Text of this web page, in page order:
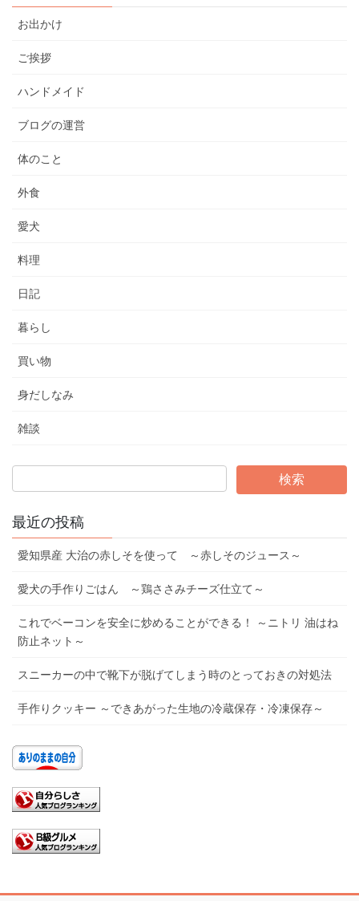
お出かけ
ご挨拶
ハンドメイド
ブログの運営
体のこと
外食
愛犬
料理
日記
暮らし
買い物
身だしなみ
雑談
最近の投稿
愛知県産 大治の赤しそを使って ～赤しそのジュース～
愛犬の手作りごはん ～鶏ささみチーズ仕立て～
これでベーコンを安全に炒めることができる！ ～ニトリ 油はね
防止ネット～
スニーカーの中で靴下が脱げてしまう時のとっておきの対処法
手作りクッキー ～できあがった生地の冷蔵保存・冷凍保存～